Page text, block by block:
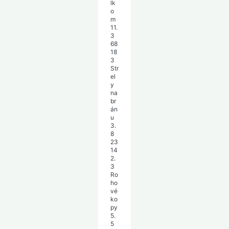
lk
o
m
11.
3
68
18
3
Str
el
y
na
br
án
u
3.
8
23
14
2.
3
Ro
ho
vé
ko
py
5.
5